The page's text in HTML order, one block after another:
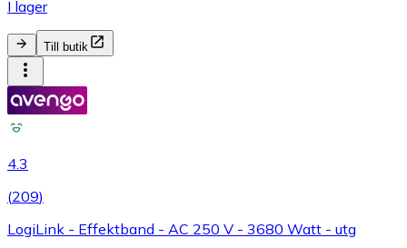
I lager
Till butik
4.3
(209)
LogiLink - Effektband - AC 250 V - 3680 Watt - utg